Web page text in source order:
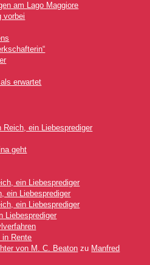
am Lago Maggiore
vorbei
erwartet
Reich, ein Liebesprediger
geht
ein Liebesprediger
ein Liebesprediger
ein Liebesprediger
Liebesprediger
in Rente
von M. C. Beaton zu Manfred